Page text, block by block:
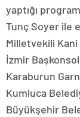
yaptığı
Tunç Soyer ile
Milletvekili Kani
İzmir
Karaburun
Kumluca
Büyükşehir